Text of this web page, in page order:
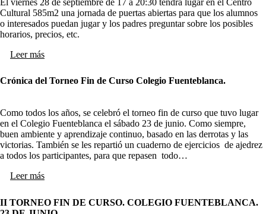
Cultural 585m2 una jornada de puertas abiertas para que los alumnos
o interesados puedan jugar y los padres preguntar sobre los posibles
horarios, precios, etc.
Leer más
Crónica del Torneo Fin de Curso Colegio Fuenteblanca.
Como todos los años, se celebró el torneo fin de curso que tuvo lugar
en el Colegio Fuenteblanca el sábado 23 de junio. Como siempre,
buen ambiente y aprendizaje continuo, basado en las derrotas y las
victorias. También se les repartió un cuaderno de ejercicios de ajedrez
a todos los participantes, para que repasen todo…
Leer más
II TORNEO FIN DE CURSO. COLEGIO FUENTEBLANCA.